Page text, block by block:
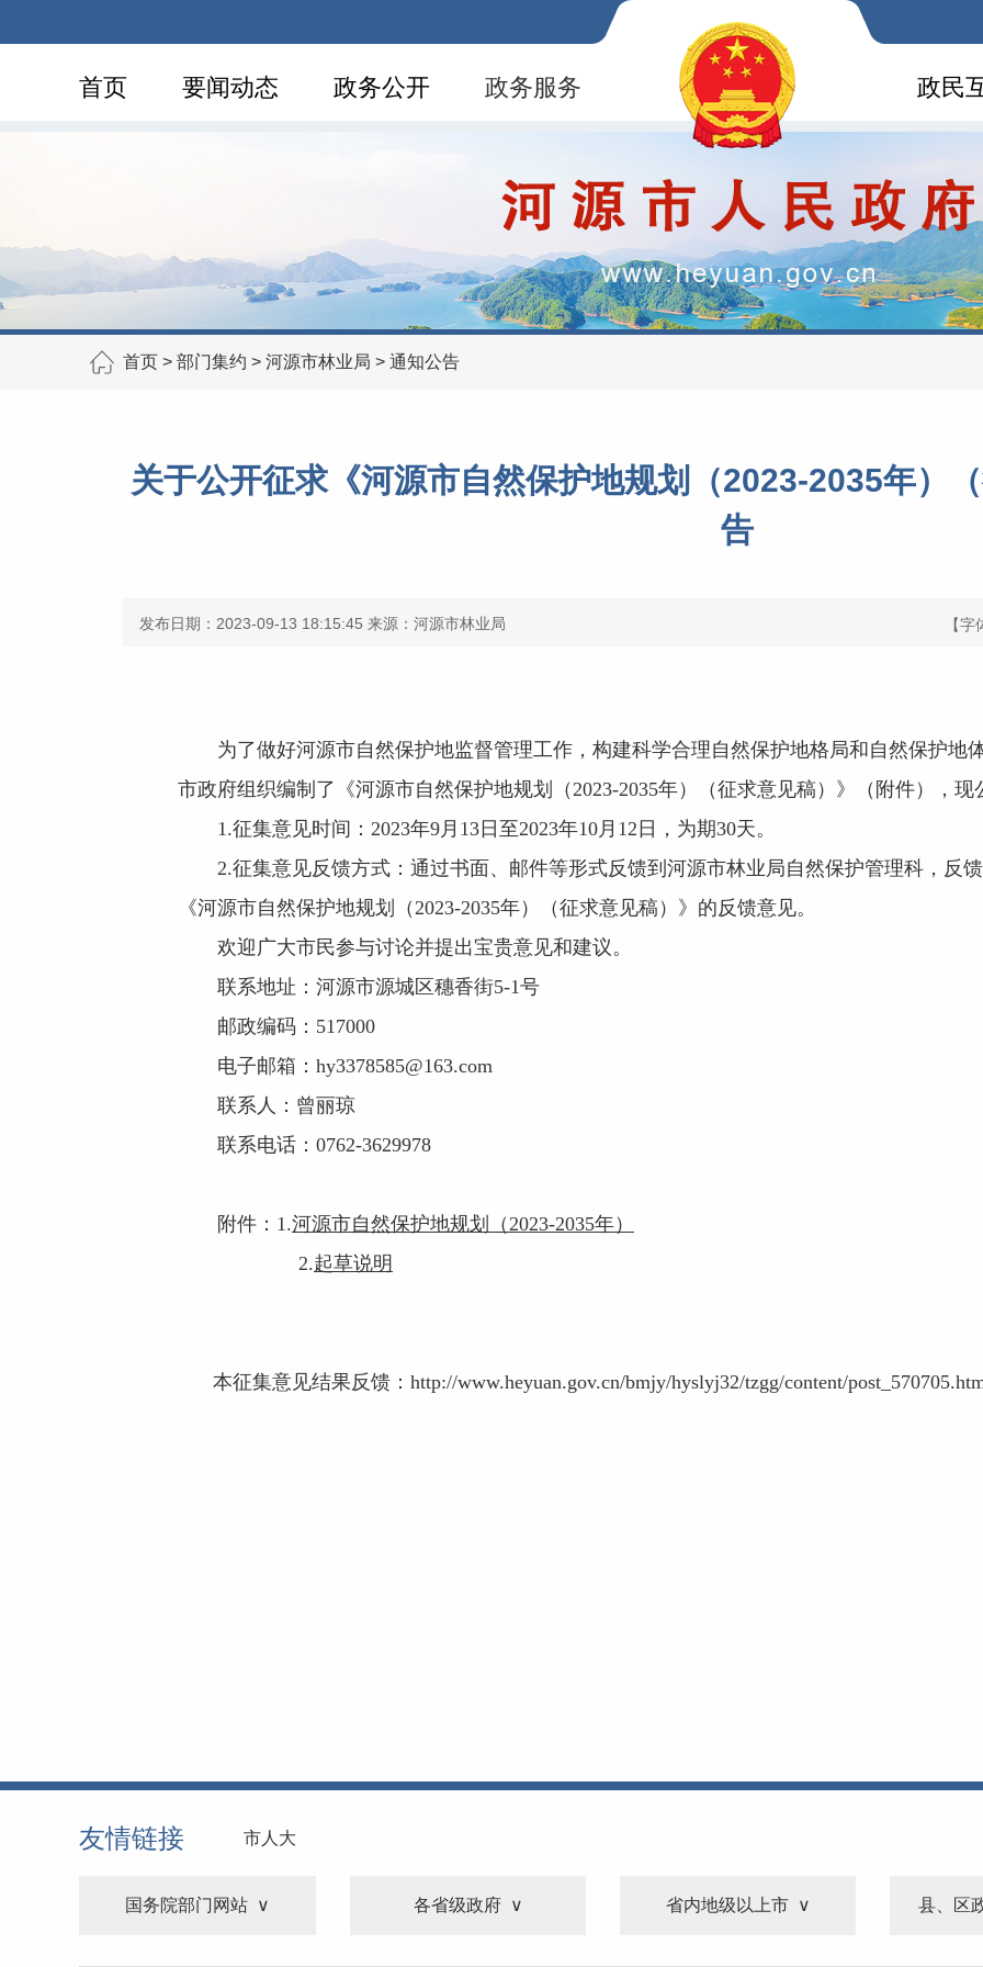
首页 要闻动态 政务公开 政务服务 政民
首页 > 部门集约 > 河源市林业局 > 通知公告
关于公开征求《河源市自然保护地规划（2023-2035年）
告
发布日期：2023-09-13 18:15:45 来源：河源市林业局 【
为了做好河源市自然保护地监督管理工作，构建科学合理自然保护地格局和自然保护地
市政府组织编制了《河源市自然保护地规划（2023-2035年）（征求意见稿）》（附件），
1.征集意见时间：2023年9月13日至2023年10月12日，为期30天。
2.征集意见反馈方式：通过书面、邮件等形式反馈到河源市林业局自然保护管理科，反
《河源市自然保护地规划（2023-2035年）（征求意见稿）》的反馈意见。
欢迎广大市民参与讨论并提出宝贵意见和建议。
联系地址：河源市源城区穗香街5-1号
邮政编码：517000
电子邮箱：hy3378585@163.com
联系人：曾丽琼
联系电话：0762-3629978
附件：1.河源市自然保护地规划（2023-2035年）
2.起草说明
本征集意见结果反馈： http://www.heyuan.gov.cn/bmjy/hyslyj32/tzgg/content/
友情链接 市人大
国务院部门网站 各省级政府 省内地级以上市 县、区